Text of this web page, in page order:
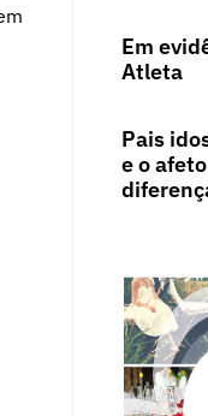
Em
Atleta
Pais
e o